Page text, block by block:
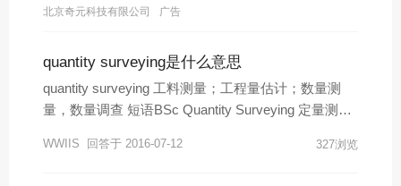
北京奇元科技有限公司 广告
quantity surveying是什么意思
quantity surveying 工料测量；工程量估计；数量测
量，数量调查 短语BSc Quantity Surveying 定量测量
Quantity surveying technicians 工料测量技术员 双语
WWIIS 回答于 2016-07-12 327浏览